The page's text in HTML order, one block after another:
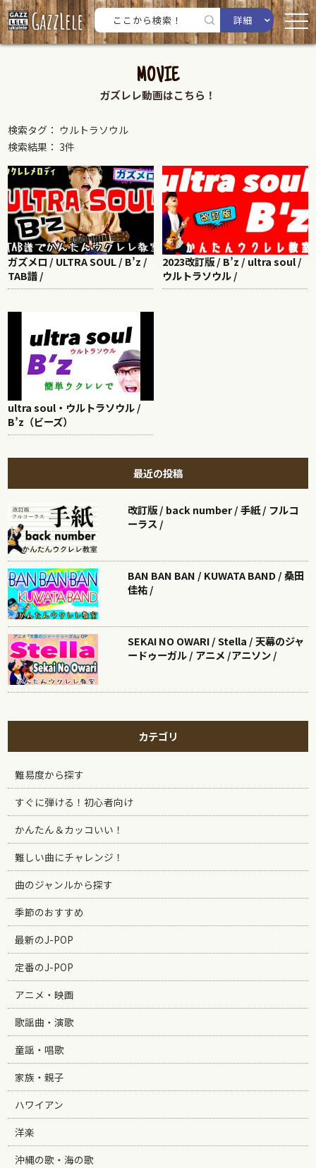
詳細
MOVIE
ガズレレ動画はこちら！
検索タグ： ウルトラソウル
検索結果： 3件
ガズメロ / ULTRA SOUL / B’z /
TAB譜 /
2023改訂版 / B’z / ultra soul /
ウルトラソウル /
ultra soul・ウルトラソウル /
B’z（ビーズ）
最近の投稿
改訂版 / back number / 手紙 / フルコ
ーラス /
BAN BAN BAN / KUWATA BAND / 桑田
佳祐 /
SEKAI NO OWARI / Stella / 天幕のジャ
ードゥーガル / アニメ /アニソン /
カテゴリ
難易度から探す
すぐに弾ける！初心者向け
かんたん＆カッコいい！
難しい曲にチャレンジ！
曲のジャンルから探す
季節のおすすめ
最新のJ-POP
定番のJ-POP
アニメ・映画
歌謡曲・演歌
童謡・唱歌
家族・親子
ハワイアン
洋楽
沖縄の歌・海の歌